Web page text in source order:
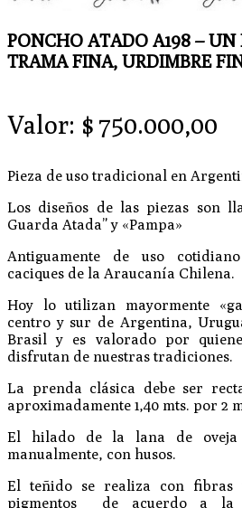
PONCHO ATADO A198 – UN
TRAMA FINA, URDIMBRE
Valor: $ 750.000,00
Pieza de uso tradicional en
Los diseños de las piezas son
Guarda Atada” y «Pampa»
Antiguamente de uso
caciques de la Araucanía Chilena.
Hoy lo utilizan mayormente
centro y sur de Argentina,
Brasil y es valorado por
disfrutan de nuestras tradiciones.
La prenda clásica debe ser
aproximadamente 1,40 mts. por 2
El hilado de la lana de oveja
manualmente, con husos.
El teñido se realiza con fibras
pigmentos de acuerdo a la